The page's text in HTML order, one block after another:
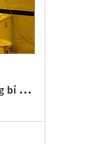
L
àm gương việt nhật, gương bỉ khung gỗ, nhôm, nhựa, inox rẻ đẹp tại hà nội